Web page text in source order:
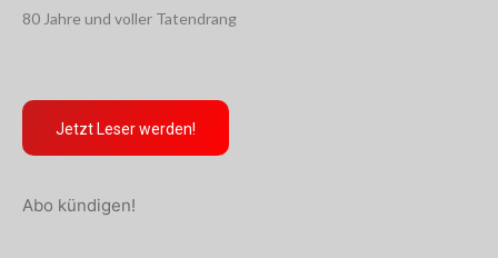
80 Jahre und voller Tatendrang
Jetzt Leser werden!
Abo kündigen!